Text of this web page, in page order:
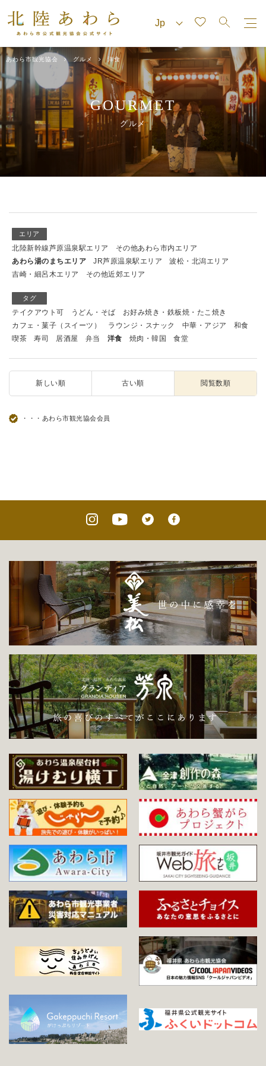
あわら市観光協会 グルメ 洋食
GOURMET
グルメ
エリア
北陸新幹線芦原温泉駅エリア
その他あわら市内エリア
あわら湯のまちエリア
JR芦原温泉駅エリア
波松・北潟エリア
吉崎・細呂木エリア
その他近郊エリア
タグ
テイクアウト可 うどん・そば
お好み焼き・鉄板焼・たこ焼き
カフェ・菓子（スイーツ）
ラウンジ・スナック 中華・アジア
和食
喫茶
寿司 居酒屋 弁当 洋食 焼肉・韓国 食堂
新しい順 古い順 閲覧数順
・・・あわら市観光協会会員